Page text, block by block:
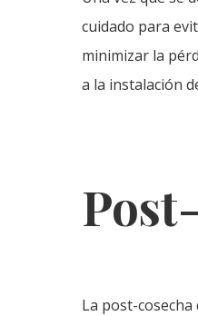
cuidado para
minimizar la
a la instalación
La post-